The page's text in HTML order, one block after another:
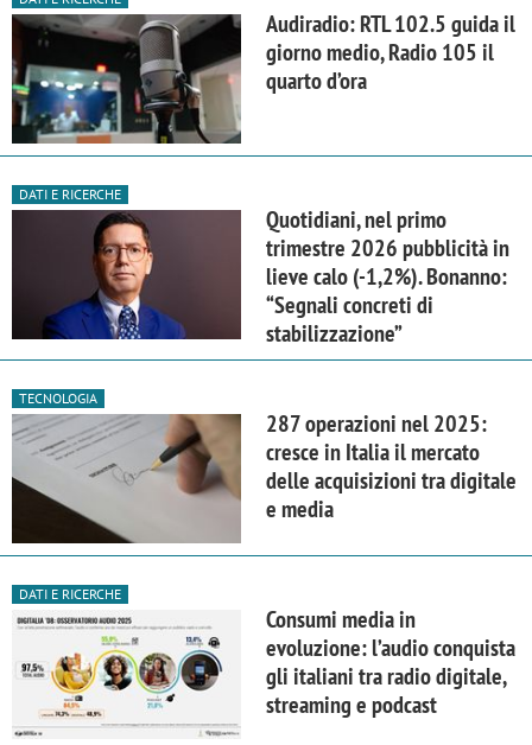
Audiradio: RTL 102.5 guida il
giorno medio, Radio 105 il
quarto d’ora
DATI E RICERCHE
Quotidiani, nel primo
trimestre 2026 pubblicità in
lieve calo (-1,2%). Bonanno:
“Segnali concreti di
stabilizzazione”
TECNOLOGIA
287 operazioni nel 2025:
cresce in Italia il mercato
delle acquisizioni tra digitale
e media
DATI E RICERCHE
Consumi media in
evoluzione: l’audio conquista
gli italiani tra radio digitale,
streaming e podcast